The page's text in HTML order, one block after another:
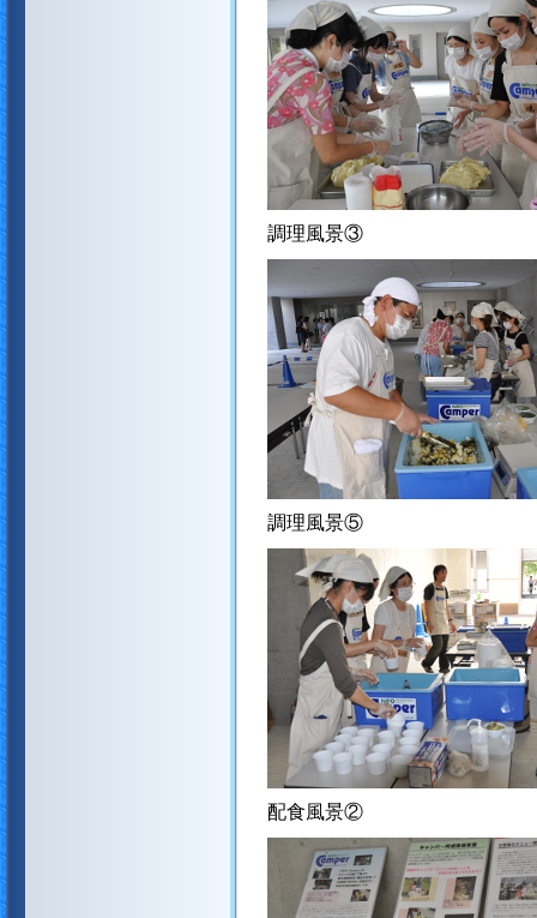
調理風景③
調理風景⑤
配食風景②